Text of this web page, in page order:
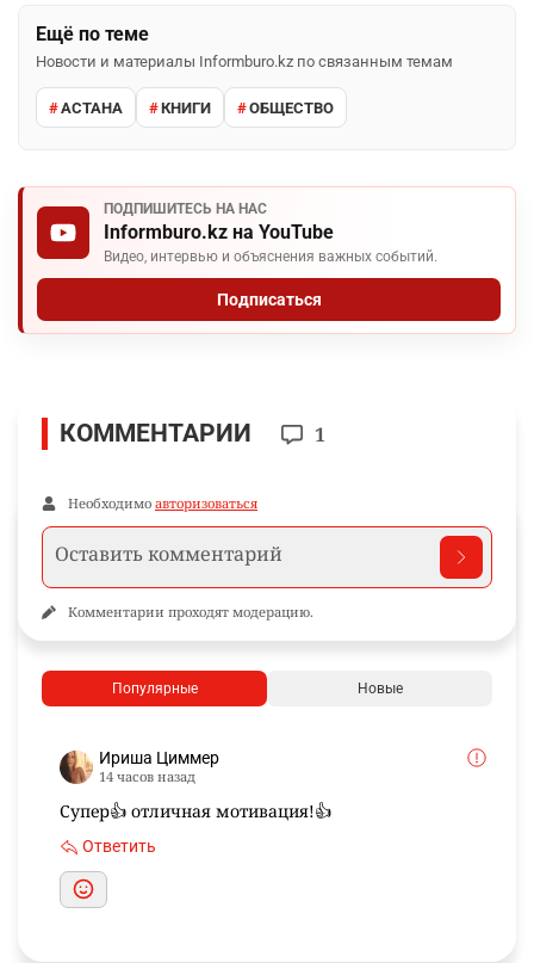
Ещё по теме
Новости и материалы Informburo.kz по связанным темам
АСТАНА КНИГИ ОБЩЕСТВО
ПОДПИШИТЕСЬ НА НАС
Informburo.kz на YouTube
Видео, интервью и объяснения важных событий.
Подписаться
КОММЕНТАРИИ 1
Необходимо авторизоваться
Комментарии проходят модерацию.
Популярные Новые
Ириша Циммер
14 часов назад
Супер👍 отличная мотивация!👍
Ответить